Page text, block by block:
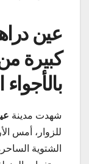
عين
كبيرة
شهدت مدينة
للزوار، أمس
الشتوية